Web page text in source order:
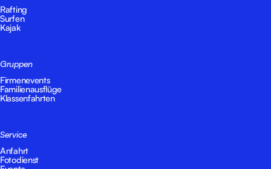
Rafting
Surfen
Kajak
Gruppen
Firmenevents
Familienausflüge
Klassenfahrten
Service
Anfahrt
Fotodienst